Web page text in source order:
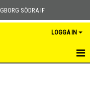
SÖDRA IF
LOGGA IN